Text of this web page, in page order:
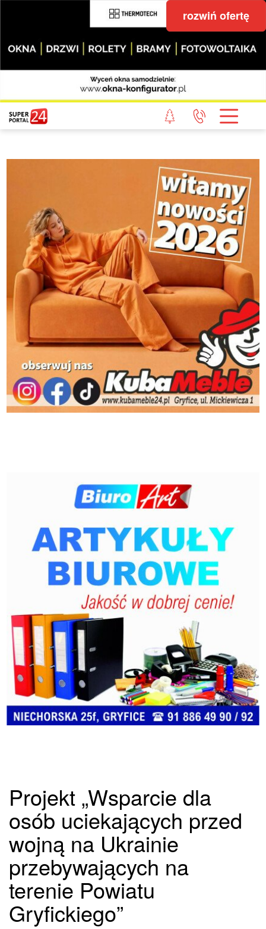
rozwiń ofertę
Projekt „Wsparcie dla
osób uciekających przed
wojną na Ukrainie
przebywających na
terenie Powiatu
Gryfickiego”